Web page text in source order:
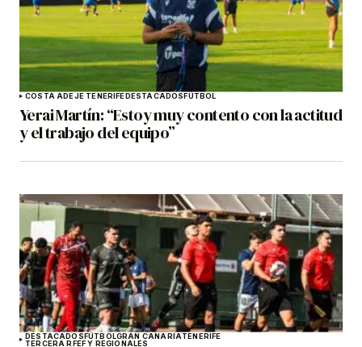
COSTA ADEJE TENERIFEDESTACADOSFÚTBOL
Yerai Martín: “Estoy muy contento con la actitud
y el trabajo del equipo”
DESTACADOSFÚTBOLGRAN CANARIATENERIFE
TERCERA RFEF Y REGIONALES